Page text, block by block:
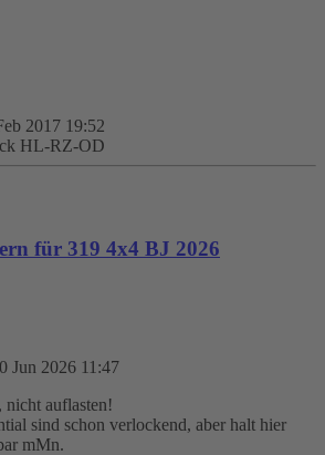
2017 19:52
HL-RZ-OD
für 319 4x4 BJ 2026
Jun 2026 11:47
nicht auflasten!
sind schon verlockend, aber halt hier
mMn.